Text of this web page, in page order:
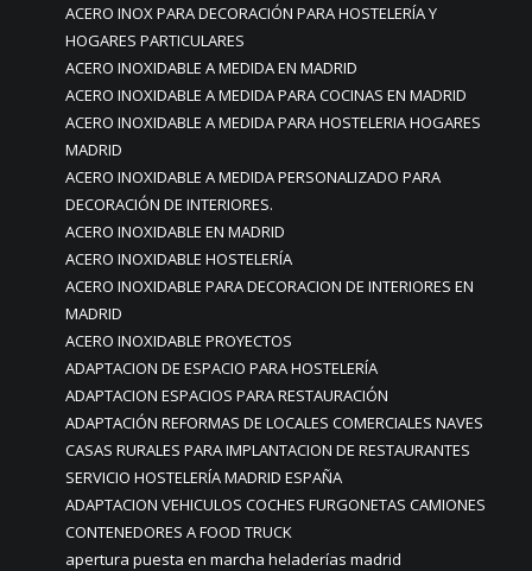
ACERO INOX PARA DECORACIÓN PARA HOSTELERÍA Y
HOGARES PARTICULARES
ACERO INOXIDABLE A MEDIDA EN MADRID
ACERO INOXIDABLE A MEDIDA PARA COCINAS EN MADRID
ACERO INOXIDABLE A MEDIDA PARA HOSTELERIA HOGARES
MADRID
ACERO INOXIDABLE A MEDIDA PERSONALIZADO PARA
DECORACIÓN DE INTERIORES.
ACERO INOXIDABLE EN MADRID
ACERO INOXIDABLE HOSTELERÍA
ACERO INOXIDABLE PARA DECORACION DE INTERIORES EN
MADRID
ACERO INOXIDABLE PROYECTOS
ADAPTACION DE ESPACIO PARA HOSTELERÍA
ADAPTACION ESPACIOS PARA RESTAURACIÓN
ADAPTACIÓN REFORMAS DE LOCALES COMERCIALES NAVES
CASAS RURALES PARA IMPLANTACION DE RESTAURANTES
SERVICIO HOSTELERÍA MADRID ESPAÑA
ADAPTACION VEHICULOS COCHES FURGONETAS CAMIONES
CONTENEDORES A FOOD TRUCK
apertura puesta en marcha heladerías madrid